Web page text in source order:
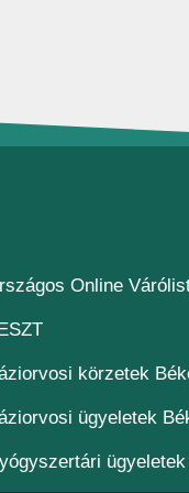
Online
(új ablakban nyílik
körzetek
ügyeletek